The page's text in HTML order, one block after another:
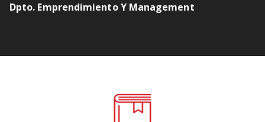
Dpto. Emprendimiento Y Management